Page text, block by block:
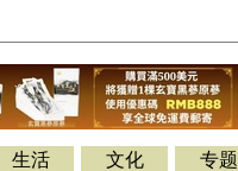
生活 文化 专题